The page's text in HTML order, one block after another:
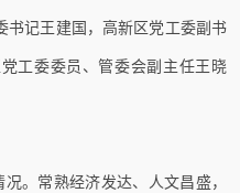
书记王建国，高新区党工委副书
工委委员、管委会副主任王晓
。常熟经济发达、人文昌盛，